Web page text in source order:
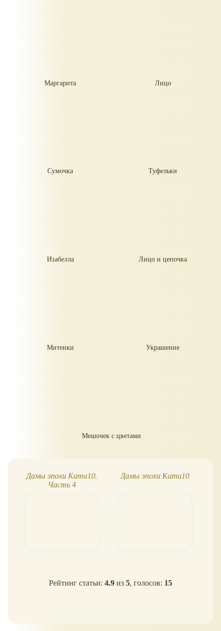
Маргарита Лицо
Сумочка Туфельки
Изабелла Лицо и цепочка
Митенки Украшение
Мешочек с цветами
Дамы эпохи Кати10.
Часть 4
Дамы эпохи Кати10
Рейтинг статьи: 4.9 из 5, голосов: 15